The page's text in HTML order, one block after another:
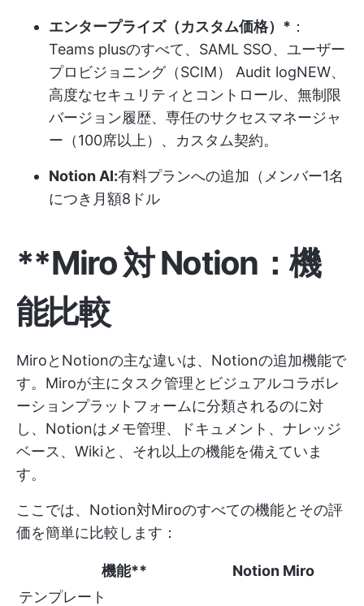
エンタープライズ（カスタム価格）* ：
Teams plusのすべて、SAML SSO、ユーザー
プロビジョニング（SCIM） Audit logNEW、
高度なセキュリティとコントロール、無制限
バージョン履歴、専任のサクセスマネージャ
ー（100席以上）、カスタム契約。
Notion AI:有料プランへの追加（メンバー1名
につき月額8ドル
**Miro 対 Notion：機
能比較
MiroとNotionの主な違いは、Notionの追加機能で
す。Miroが主にタスク管理とビジュアルコラボレ
ーションプラットフォームに分類されるのに対
し、Notionはメモ管理、ドキュメント、ナレッジ
ベース、Wikiと、それ以上の機能を備えていま
す。
ここでは、Notion対Miroのすべての機能とその評
価を簡単に比較します：
機能** Notion Miro
テンプレート